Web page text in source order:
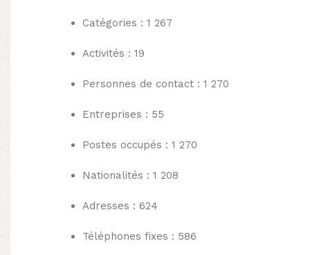
Catégories : 1 267
Activités : 19
Personnes de contact : 1 270
Entreprises : 55
Postes occupés : 1 270
Nationalités : 1 208
Adresses : 624
Téléphones fixes : 586